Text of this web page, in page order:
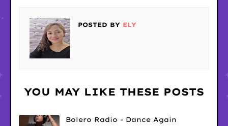
POSTED BY ELY
YOU MAY LIKE THESE POSTS
Bolero Radio - Dance Again